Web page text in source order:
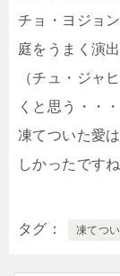
チョ・ヨジョ
庭をうまく演
（チュ・ジャ
くと思う・・・
凍てついた愛
しかったですね
タグ 凍てつ